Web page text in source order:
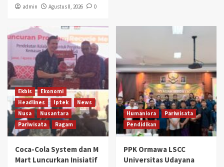
admin Agustus 8, 2026 0
Ekbis
Ekonomi
Headlines
Iptek
News
Nusa
Nusantara
Pariwisata
Ragam
Coca-Cola System dan M
Mart Luncurkan Inisiatif
Humaniora
Pariwisata
Pendidikan
PPK Ormawa LSCC
Universitas Udayana